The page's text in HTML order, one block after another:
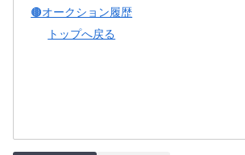
🟤オークション履歴
トップへ戻る